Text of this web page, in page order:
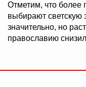
Отметим, что более
выбирают светскую
значительно, но
православию